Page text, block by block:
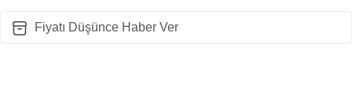
Fiyatı Düşünce Haber Ver